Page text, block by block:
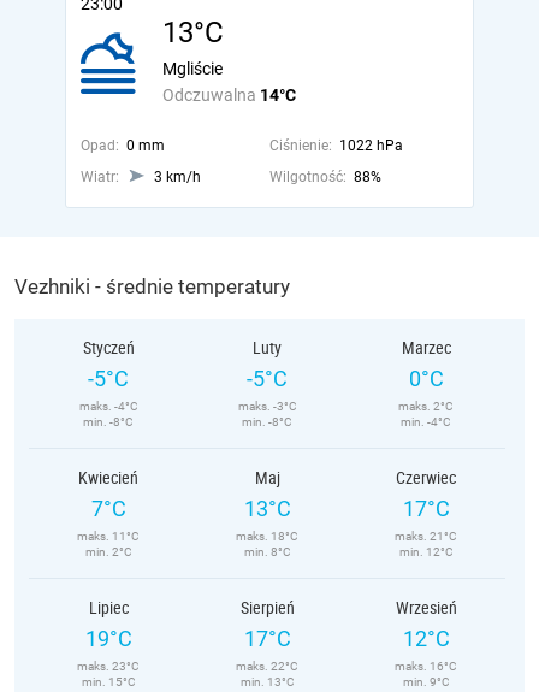
13°C
Odczuwalna 14°C
Mgliście
Opad: 0 mm Ciśnienie: 1022 hPa
Wiatr:
3 km/h Wilgotność: 88%
Vezhniki - średnie temperatury
Styczeń
-5°C
maks. -4°C
min. -8°C
Luty
-5°C
maks. -3°C
min. -8°C
Marzec
0°C
maks. 2°C
min. -4°C
Kwiecień
7°C
maks. 11°C
min. 2°C
Maj
13°C
maks. 18°C
min. 8°C
Czerwiec
17°C
maks. 21°C
min. 12°C
Lipiec
19°C
maks. 23°C
min. 15°C
Sierpień
17°C
maks. 22°C
min. 13°C
Wrzesień
12°C
maks. 16°C
min. 9°C